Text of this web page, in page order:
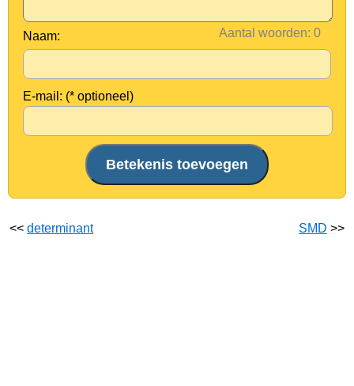
Aantal woorden:
Naam:
E-mail: (* optioneel)
<< determinant SMD >>